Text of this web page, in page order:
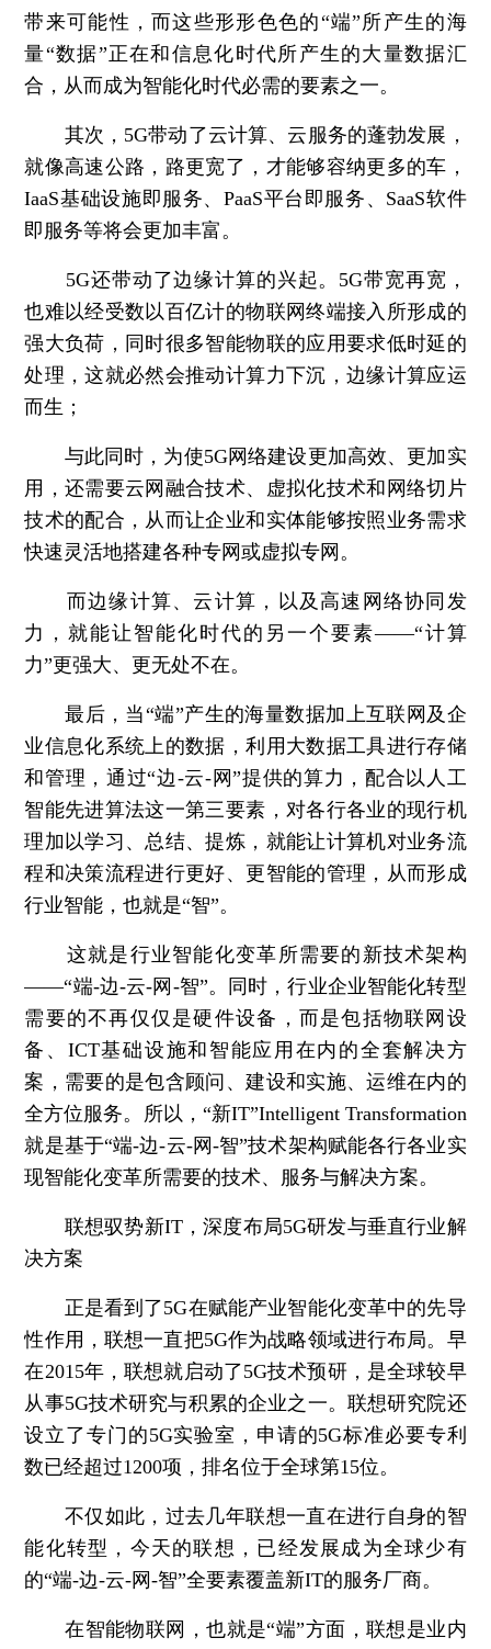
带来可能性，而这些形形色色的“端”所产生的海
量“数据”正在和信息化时代所产生的大量数据汇
合，从而成为智能化时代必需的要素之一。
其次，5G带动了云计算、云服务的蓬勃发展，
就像高速公路，路更宽了，才能够容纳更多的车，
IaaS基础设施即服务、PaaS平台即服务、SaaS软件
即服务等将会更加丰富。
5G还带动了边缘计算的兴起。5G带宽再宽，
也难以经受数以百亿计的物联网终端接入所形成的
强大负荷，同时很多智能物联的应用要求低时延的
处理，这就必然会推动计算力下沉，边缘计算应运
而生；
与此同时，为使5G网络建设更加高效、更加实
用，还需要云网融合技术、虚拟化技术和网络切片
技术的配合，从而让企业和实体能够按照业务需求
快速灵活地搭建各种专网或虚拟专网。
而边缘计算、云计算，以及高速网络协同发
力，就能让智能化时代的另一个要素——“计算
力”更强大、更无处不在。
最后，当“端”产生的海量数据加上互联网及企
业信息化系统上的数据，利用大数据工具进行存储
和管理，通过“边-云-网”提供的算力，配合以人工
智能先进算法这一第三要素，对各行各业的现行机
理加以学习、总结、提炼，就能让计算机对业务流
程和决策流程进行更好、更智能的管理，从而形成
行业智能，也就是“智”。
这就是行业智能化变革所需要的新技术架构
——“端-边-云-网-智”。同时，行业企业智能化转型
需要的不再仅仅是硬件设备，而是包括物联网设
备、ICT基础设施和智能应用在内的全套解决方
案，需要的是包含顾问、建设和实施、运维在内的
全方位服务。所以，“新IT”Intelligent Transformation
就是基于“端-边-云-网-智”技术架构赋能各行各业实
现智能化变革所需要的技术、服务与解决方案。
联想驭势新IT，深度布局5G研发与垂直行业解
决方案
正是看到了5G在赋能产业智能化变革中的先导
性作用，联想一直把5G作为战略领域进行布局。早
在2015年，联想就启动了5G技术预研，是全球较早
从事5G技术研究与积累的企业之一。联想研究院还
设立了专门的5G实验室，申请的5G标准必要专利
数已经超过1200项，排名位于全球第15位。
不仅如此，过去几年联想一直在进行自身的智
能化转型，今天的联想，已经发展成为全球少有
的“端-边-云-网-智”全要素覆盖新IT的服务厂商。
在智能物联网，也就是“端”方面，联想是业内